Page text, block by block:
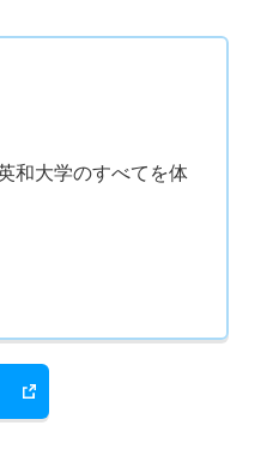
和大学のすべてを体